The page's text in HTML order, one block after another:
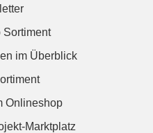
Sortiment
im Überblick
Onlineshop
Marktplatz